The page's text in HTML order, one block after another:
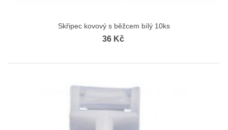
Skřipec kovový s běžcem bílý 10ks
36 Kč